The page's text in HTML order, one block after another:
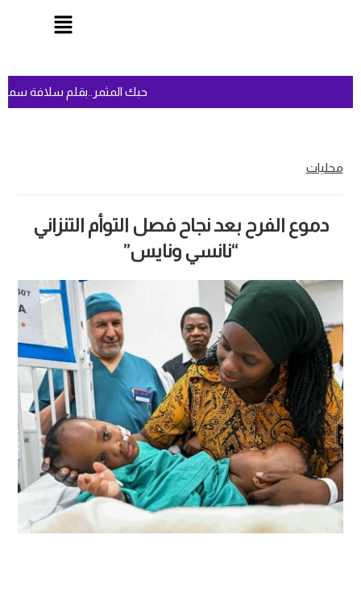
السعودية وتركيا وباكستان توقع اتفاقية مكة للدفاع المشترك
محليات
دموع الفرح بعد نجاح فصل التوأم التنزاني
“نانسي ونايس”